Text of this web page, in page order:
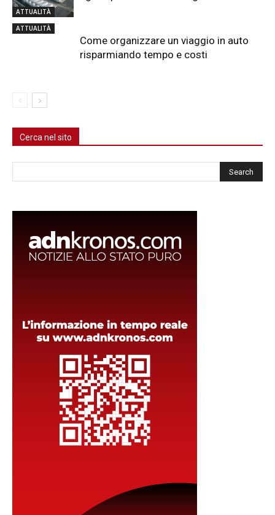
ATTUALITÀ
ATTUALITÀ
Come organizzare un viaggio in auto
risparmiando tempo e costi
Cerca nel sito